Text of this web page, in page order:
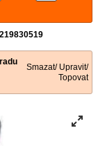
Smazat/ Upravit/
Topovat